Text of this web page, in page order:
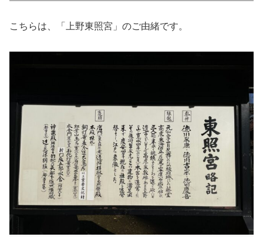
こちらは、「上野東照宮」のご由緒です。